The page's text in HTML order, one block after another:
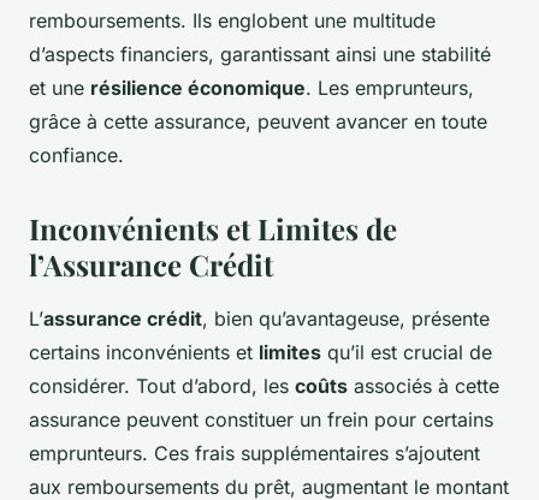
remboursements. Ils englobent une multitude
d’aspects financiers, garantissant ainsi une stabilité
et une résilience économique. Les emprunteurs,
grâce à cette assurance, peuvent avancer en toute
confiance.
Inconvénients et Limites de
l’Assurance Crédit
L’assurance crédit, bien qu’avantageuse, présente
certains inconvénients et limites qu’il est crucial de
considérer. Tout d’abord, les coûts associés à cette
assurance peuvent constituer un frein pour certains
emprunteurs. Ces frais supplémentaires s’ajoutent
aux remboursements du prêt, augmentant le montant